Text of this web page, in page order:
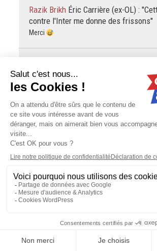
Razik Brikh Éric Carrière (ex-OL) :
contre l'Inter me donne des frissons"
Merci
Getafe
Juni38OL - Mercato : Orel Mangala
hélas non , personne n'en veut et il ne veut
Juni38Mercato : Thiago Almada (ex-
retourner en Argentine
Un fin joueur , stylé , très habile avec le ballon
lignée des osvaldo Ardilès , loin des
OLyonn@is
Éric Carrière (ex-OL) :